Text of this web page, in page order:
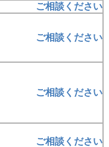
ご相談ください
ご相談ください
ご相談ください
ご相談ください